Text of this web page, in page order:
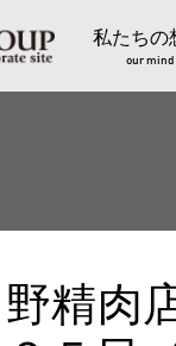
私たちの
our mind
野精肉